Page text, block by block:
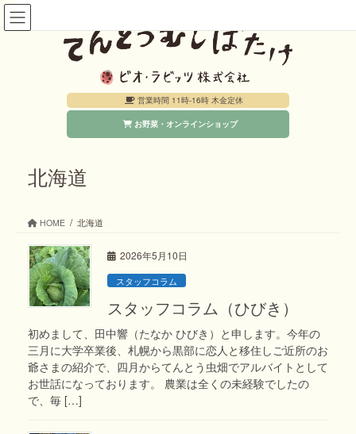
コ
ナ
営業時間 11時-16時 木金定休
お野菜・オンラインショップ
北海道
HOME 北海道
2026年5月10日
スタッフコラム
スタッフコラム（ひびき）
初めまして、田中響（たなか ひびき）と申します。今年の
三月に大学卒業後、札幌から黒部に恋人と移住しご近所のお
爺さまの紹介で、四月からてんとう虫畑でアルバイトとして
お世話になっております。 農業は全くの未経験でしたの
で、毎 […]